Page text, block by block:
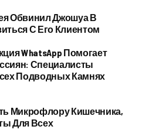
Обвинил Джошуа В
С Его Клиентом
WhatsApp Помогает
Специалисты
Подводных Камнях
Микрофлору Кишечника,
Для Всех